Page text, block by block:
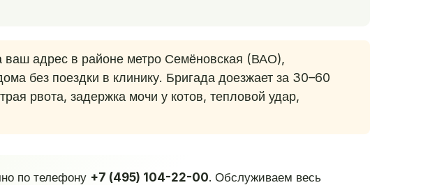
адрес в районе метро Семёновская (ВАО),
без поездки в клинику. Бригада доезжает за 30–60
рвота, задержка мочи у котов, тепловой удар,
по телефону +7 (495) 104-22-00. Обслуживаем весь